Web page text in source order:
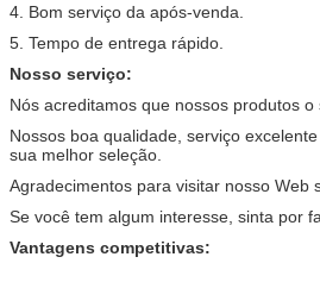
4. Bom serviço da após-venda.
5. Tempo de entrega rápido.
Nosso serviço:
Nós acreditamos que nossos produtos o
Nossos boa qualidade, serviço
sua melhor seleção.
Agradecimentos para visitar nosso Web
Se você tem algum interesse, sinta por
Vantagens competitivas: